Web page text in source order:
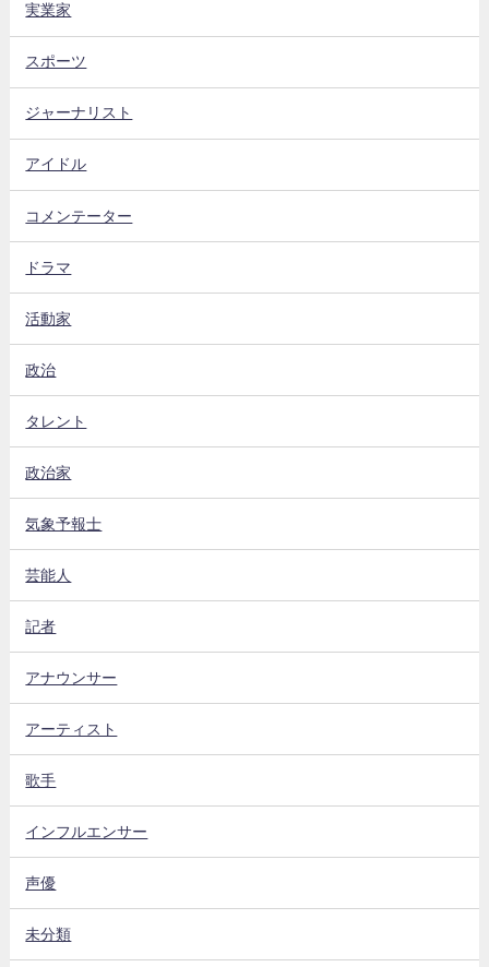
実業家
スポーツ
ジャーナリスト
アイドル
コメンテーター
ドラマ
活動家
政治
タレント
政治家
気象予報士
芸能人
記者
アナウンサー
アーティスト
歌手
インフルエンサー
声優
未分類